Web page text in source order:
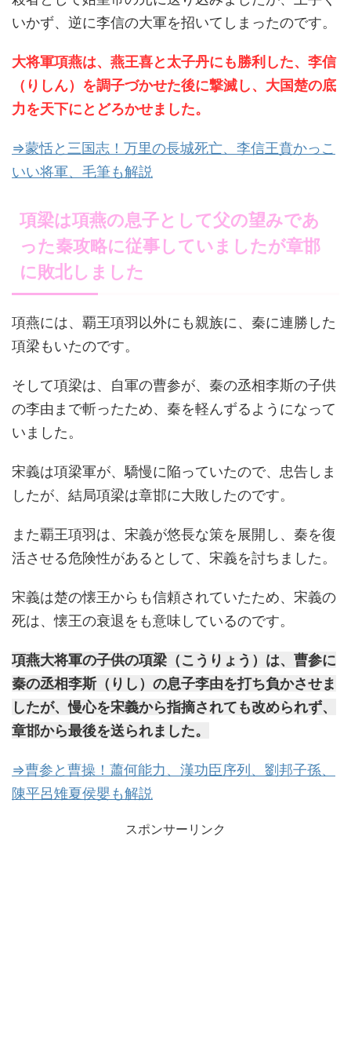
いかず、逆に李信の大軍を招いてしまったのです。
大将軍項燕は、燕王喜と太子丹にも勝利した、李信
（りしん）を調子づかせた後に撃滅し、大国楚の底
力を天下にとどろかせました。
⇒蒙恬と三国志！万里の長城死亡、李信王賁かっこ
いい将軍、毛筆も解説
項梁は項燕の息子として父の望みであ
った秦攻略に従事していましたが章邯
に敗北しました
項燕には、覇王項羽以外にも親族に、秦に連勝した
項梁もいたのです。
そして項梁は、自軍の曹参が、秦の丞相李斯の子供
の李由まで斬ったため、秦を軽んずるようになって
いました。
宋義は項梁軍が、驕慢に陥っていたので、忠告しま
したが、結局項梁は章邯に大敗したのです。
また覇王項羽は、宋義が悠長な策を展開し、秦を復
活させる危険性があるとして、宋義を討ちました。
宋義は楚の懐王からも信頼されていたため、宋義の
死は、懐王の衰退をも意味しているのです。
項燕大将軍の子供の項梁（こうりょう）は、曹参に
秦の丞相李斯（りし）の息子李由を打ち負かさせま
したが、慢心を宋義から指摘されても改められず、
章邯から最後を送られました。
⇒曹参と曹操！蕭何能力、漢功臣序列、劉邦子孫、
陳平呂雉夏侯嬰も解説
スポンサーリンク